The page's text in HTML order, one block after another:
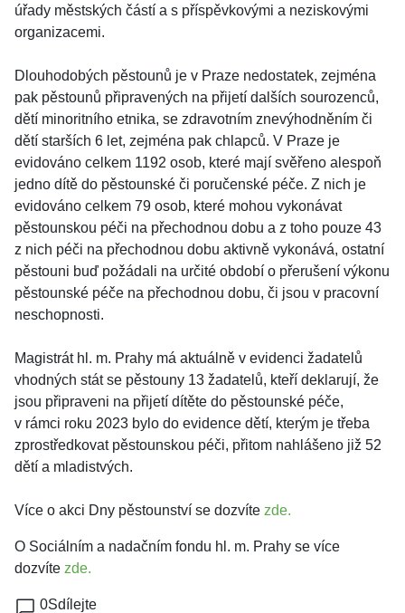
úřady městských částí a s příspěvkovými a neziskovými
organizacemi.
Dlouhodobých pěstounů je v Praze nedostatek, zejména
pak pěstounů připravených na přijetí dalších sourozenců,
dětí minoritního etnika, se zdravotním znevýhodněním či
dětí starších 6 let, zejména pak chlapců. V Praze je
evidováno celkem 1192 osob, které mají svěřeno alespoň
jedno dítě do pěstounské či poručenské péče. Z nich je
evidováno celkem 79 osob, které mohou vykonávat
pěstounskou péči na přechodnou dobu a z toho pouze 43
z nich péči na přechodnou dobu aktivně vykonává, ostatní
pěstouni buď požádali na určité období o přerušení výkonu
pěstounské péče na přechodnou dobu, či jsou v pracovní
neschopnosti.
Magistrát hl. m. Prahy má aktuálně v evidenci žadatelů
vhodných stát se pěstouny 13 žadatelů, kteří deklarují, že
jsou připraveni na přijetí dítěte do pěstounské péče,
v rámci roku 2023 bylo do evidence dětí, kterým je třeba
zprostředkovat pěstounskou péči, přitom nahlášeno již 52
dětí a mladistvých.
Více o akci Dny pěstounství se dozvíte zde.
O Sociálním a nadačním fondu hl. m. Prahy se více
dozvíte zde.
0Sdílejte